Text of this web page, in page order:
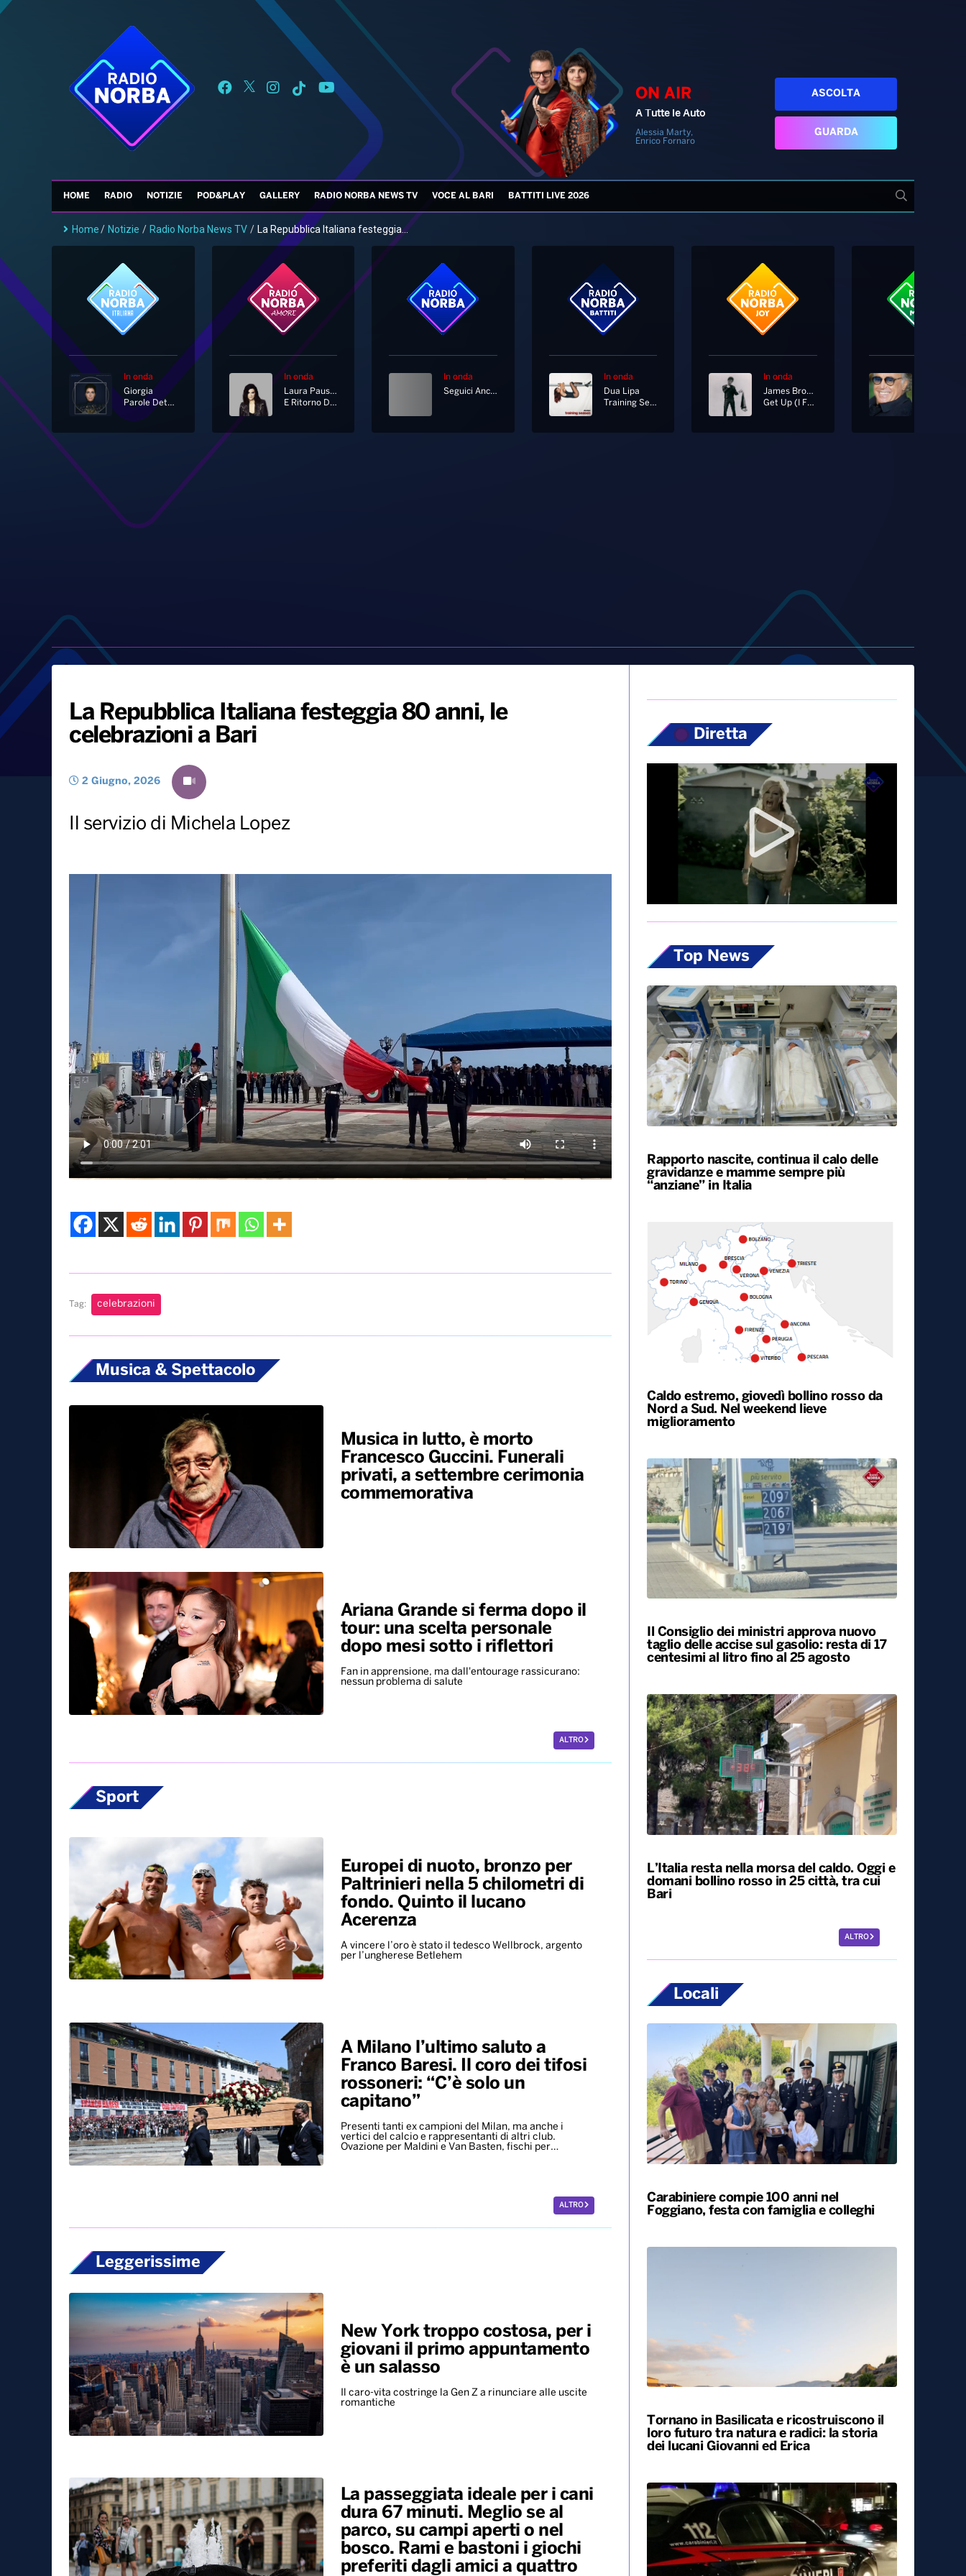
ON AIR
A Tutte le Auto
Alessia Marty,
Enrico Fornaro
ASCOLTA
GUARDA
HOME RADIO NOTIZIE POD&PLAY GALLERY RADIO NORBA NEWS TV VOCE AL BARI BATTITI LIVE 2026
Home/ Notizie / Radio Norba News TV / La Repubblica Italiana festeggia...
In onda
Giorgia
Parole Dette Male
In onda
Laura Pausini
E Ritorno Da Te
In onda
Seguici Anche In Diretta Tv Al Canale 11 E 730 Di Sky
In onda
Dua Lipa
Training Season
In onda
James Brown
Get Up (I Feel Like Being A Sex Machine)
La Repubblica Italiana festeggia 80 anni, le
celebrazioni a Bari
2 Giugno, 2026
Il servizio di Michela Lopez
Tag: celebrazioni
Musica & Spettacolo
Musica in lutto, è morto
Francesco Guccini. Funerali
privati, a settembre cerimonia
commemorativa
Ariana Grande si ferma dopo il
tour: una scelta personale
dopo mesi sotto i riflettori
Fan in apprensione, ma dall'entourage rassicurano:
nessun problema di salute
ALTRO
Sport
Europei di nuoto, bronzo per
Paltrinieri nella 5 chilometri di
fondo. Quinto il lucano
Acerenza
A vincere l’oro è stato il tedesco Wellbrock, argento
per l’ungherese Betlehem
A Milano l’ultimo saluto a
Franco Baresi. Il coro dei tifosi
rossoneri: “C’è solo un
capitano”
Presenti tanti ex campioni del Milan, ma anche i
vertici del calcio e rappresentanti di altri club.
Ovazione per Maldini e Van Basten, fischi per…
ALTRO
Leggerissime
New York troppo costosa, per i
giovani il primo appuntamento
è un salasso
Il caro-vita costringe la Gen Z a rinunciare alle uscite
romantiche
La passeggiata ideale per i cani
dura 67 minuti. Meglio se al
parco, su campi aperti o nel
bosco. Rami e bastoni i giochi
preferiti dagli amici a quattro
Diretta
Top News
Rapporto nascite, continua il calo delle
gravidanze e mamme sempre più
“anziane” in Italia
Caldo estremo, giovedì bollino rosso da
Nord a Sud. Nel weekend lieve
miglioramento
Il Consiglio dei ministri approva nuovo
taglio delle accise sul gasolio: resta di 17
centesimi al litro fino al 25 agosto
L’Italia resta nella morsa del caldo. Oggi e
domani bollino rosso in 25 città, tra cui
Bari
ALTRO
Locali
Carabiniere compie 100 anni nel
Foggiano, festa con famiglia e colleghi
Tornano in Basilicata e ricostruiscono il
loro futuro tra natura e radici: la storia
dei lucani Giovanni ed Erica